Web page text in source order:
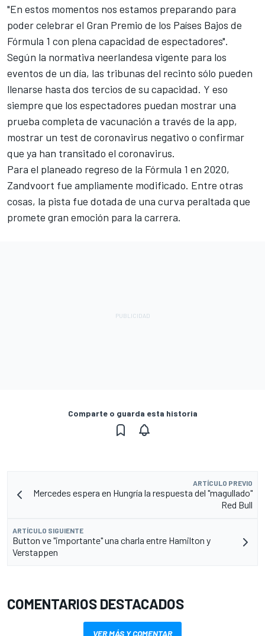
"En estos momentos nos estamos preparando para
poder celebrar el Gran Premio de los Países Bajos de
Fórmula 1 con plena capacidad de espectadores".
Según la normativa neerlandesa vigente para los
eventos de un día, las tribunas del recinto sólo pueden
llenarse hasta dos tercios de su capacidad. Y eso
siempre que los espectadores puedan mostrar una
prueba completa de vacunación a través de la app,
mostrar un test de coronavirus negativo o confirmar
que ya han transitado el coronavirus.
Para el planeado regreso de la Fórmula 1 en 2020,
Zandvoort fue ampliamente modificado. Entre otras
cosas, la pista fue dotada de una curva peraltada que
promete gran emoción para la carrera.
Comparte o guarda esta historia
ARTÍCULO PREVIO
Mercedes espera en Hungría la respuesta del "magullado"
Red Bull
ARTÍCULO SIGUIENTE
Button ve "importante" una charla entre Hamilton y
Verstappen
COMENTARIOS DESTACADOS
VER MÁS Y COMENTAR